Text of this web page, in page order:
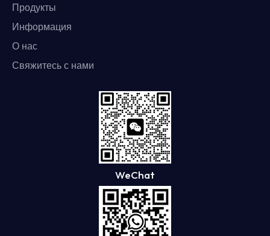
Продукты
Информация
О нас
Свяжитесь с нами
WeChat